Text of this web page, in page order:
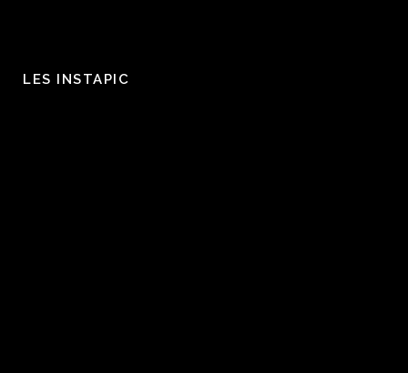
LES INSTAPIC